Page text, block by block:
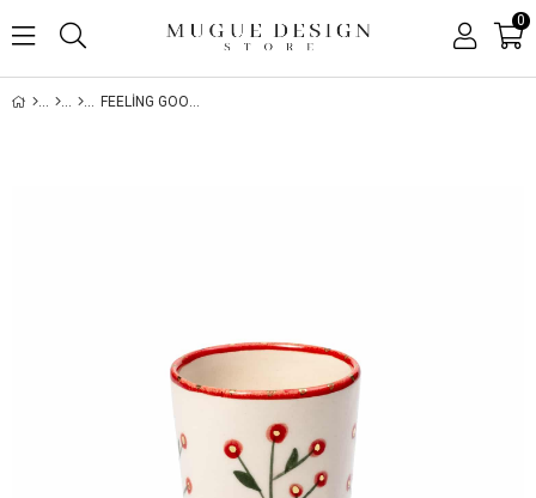
0
FEELING GOOD INSIDE XMAS COLLECTION HOLLY BERY MINI VAZO